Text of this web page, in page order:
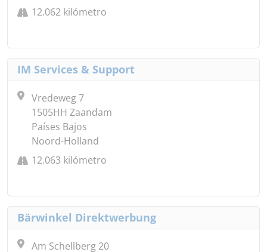
12.062 kilómetro
IM Services & Support
Vredeweg 7
1505HH Zaandam
Países Bajos
Noord-Holland
12.063 kilómetro
Bärwinkel Direktwerbung
Am Schellberg 20